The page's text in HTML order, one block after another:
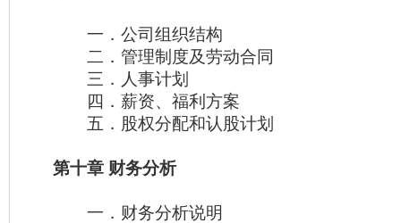
一．公司组织结构
二．管理制度及劳动合同
三．人事计划
四．薪资、福利方案
五．股权分配和认股计划
第十章 财务分析
一．财务分析说明